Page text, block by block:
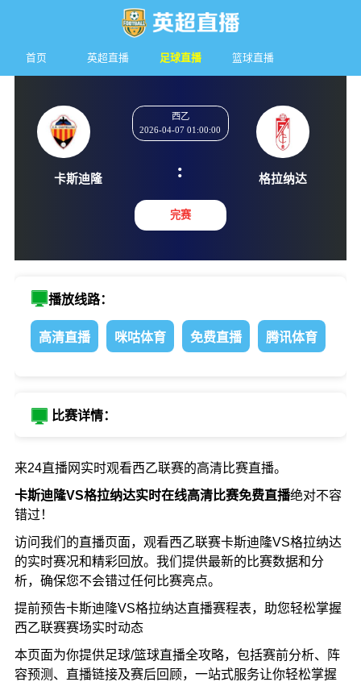
首页 英超直播 足球直播 篮球直播
西乙
2026-04-07 01:00:00
:
完赛
播放线路：
高清直播 咪咕体育 免费直播 腾讯体育
比赛详情：
来24直播网实时观看西乙联赛的高清比赛直播。
卡斯迪隆VS格拉纳达实时在线高清比赛免费直播绝对不容
错过！
访问我们的直播页面，观看西乙联赛卡斯迪隆VS格拉纳达
的实时赛况和精彩回放。我们提供最新的比赛数据和分
析，确保您不会错过任何比赛亮点。
提前预告卡斯迪隆VS格拉纳达直播赛程表，助您轻松掌握
西乙联赛赛场实时动态
本页面为你提供足球/篮球直播全攻略，包括赛前分析、阵
容预测、直播链接及赛后回顾，一站式服务让你轻松掌握